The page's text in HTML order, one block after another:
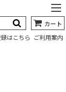
カート
はこちら ご利用案内